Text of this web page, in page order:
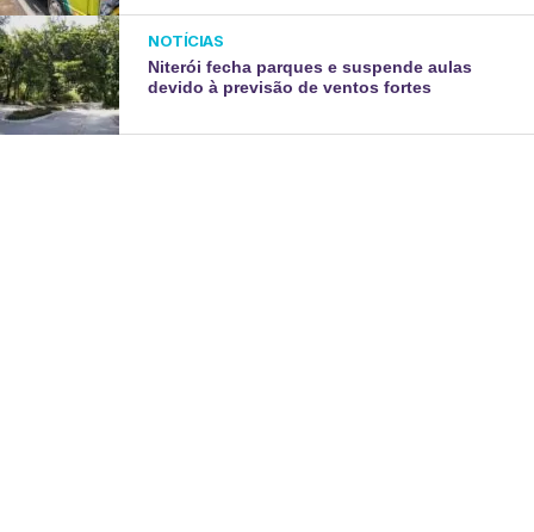
NOTÍCIAS
Niterói fecha parques e suspende aulas
devido à previsão de ventos fortes